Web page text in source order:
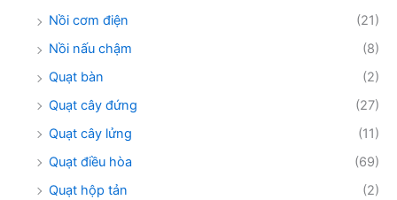
Nồi cơm điện
(21)
Nồi nấu chậm
(8)
Quạt bàn
(2)
Quạt cây đứng
(27)
Quạt cây lửng
(11)
Quạt điều hòa
(69)
Quạt hộp tản
(2)